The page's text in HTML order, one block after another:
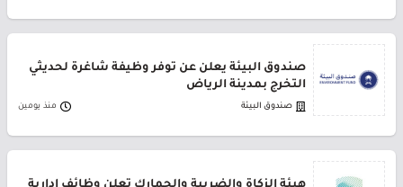
صندوق البيئة يعلن عن توفر وظيفة شاغرة لحديثي
التخرج بمدينة الرياض
صندوق البيئة منذ يومين